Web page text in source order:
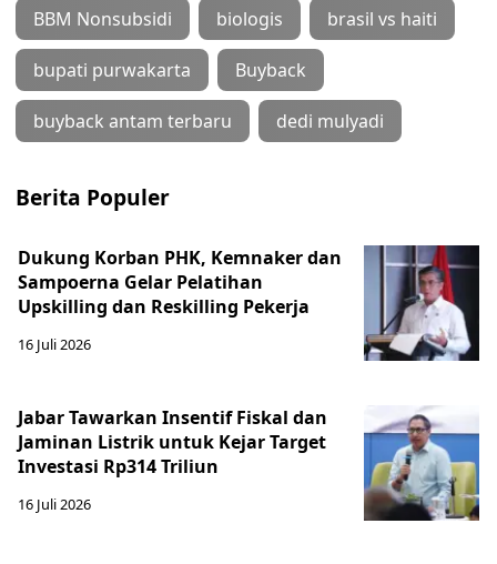
BBM Nonsubsidi biologis brasil vs haiti
bupati purwakarta Buyback
buyback antam terbaru dedi mulyadi
Berita Populer
Dukung Korban PHK, Kemnaker dan
Sampoerna Gelar Pelatihan
Upskilling dan Reskilling Pekerja
16 Juli 2026
Jabar Tawarkan Insentif Fiskal dan
Jaminan Listrik untuk Kejar Target
Investasi Rp314 Triliun
16 Juli 2026